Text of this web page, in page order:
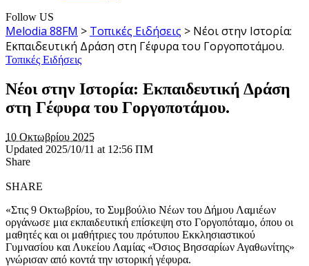
Follow US
Melodia 88FM > Τοπικές Ειδήσεις > Νέοι στην Ιστορία:
Εκπαιδευτική Δράση στη Γέφυρα του Γοργοποτάμου.
Τοπικές Ειδήσεις
Νέοι στην Ιστορία: Εκπαιδευτική Δράση
στη Γέφυρα του Γοργοποτάμου.
10 Οκτωβρίου 2025
Updated 2025/10/11 at 12:56 ΠΜ
Share
SHARE
«Στις 9 Οκτωβρίου, το Συμβούλιο Νέων του Δήμου Λαμιέων
οργάνωσε μια εκπαιδευτική επίσκεψη στο Γοργοπόταμο, όπου οι
μαθητές και οι μαθήτριες του πρότυπου Εκκλησιαστικού
Γυμνασίου και Λυκείου Λαμίας «Όσιος Βησσαρίων Αγαθωνίτης»
γνώρισαν από κοντά την ιστορική γέφυρα.